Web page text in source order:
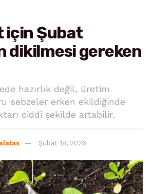
için Şubat
dikilmesi gereken
hazırlık değil, üretim
sebzeler erken ekildiğinde
ciddi şekilde artabilir.
Şubat 18, 2026